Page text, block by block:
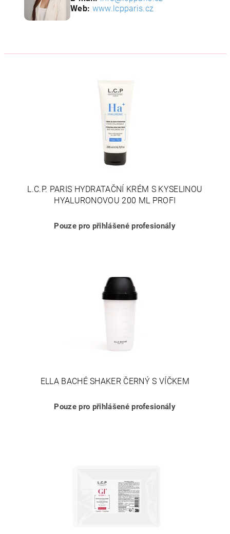
Web: www.lcpparis.cz
L.C.P. PARIS HYDRATAČNÍ KRÉM S KYSELINOU
HYALURONOVOU 200 ML PROFI
Pouze pro přihlášené profesionály
ELLA BACHÉ SHAKER ČERNÝ S VÍČKEM
Pouze pro přihlášené profesionály